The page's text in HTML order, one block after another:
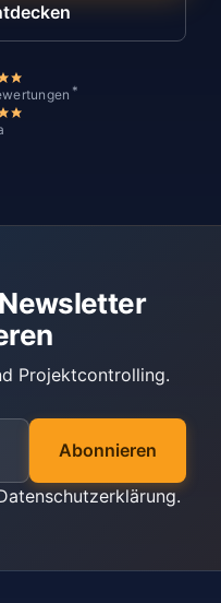
*
Projektcontrolling.
Abonnieren
.